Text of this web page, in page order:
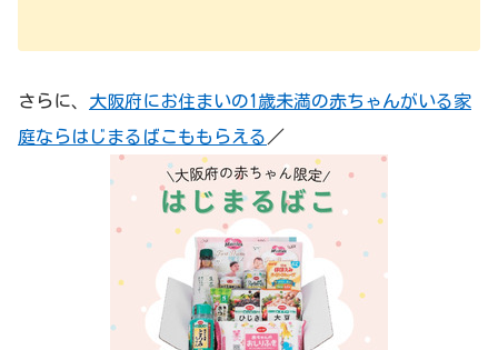
さらに、 大阪府にお住まいの1歳未満の赤ちゃんがいる家
庭ならはじまるばこももらえる ／